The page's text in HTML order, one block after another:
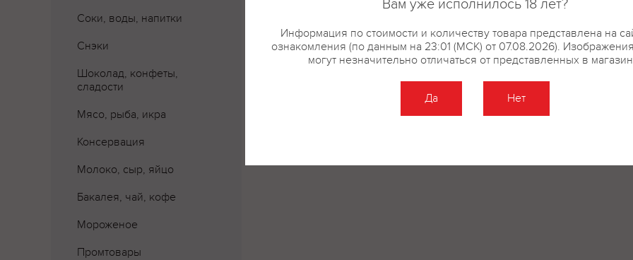
Соки, воды, напитки
Снэки
Шоколад, конфеты,
сладости
Мясо, рыба, икра
Консервация
Молоко, сыр, яйцо
Бакалея, чай, кофе
Мороженое
Промтовары
Вам уже исполнилось 18 лет?
Информация по стоимости и количеству товара представлена на
ознакомления (по данным на 23:01 (МСК) от 07.08.2026).
могут незначительно отличаться от представленных в
Да Нет